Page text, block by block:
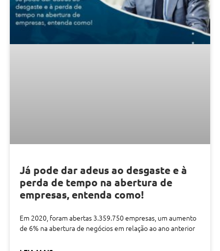
Já pode dar adeus ao desgaste e à
perda de tempo na abertura de
empresas, entenda como!
Em 2020, foram abertas 3.359.750 empresas, um aumento
de 6% na abertura de negócios em relação ao ano anterior